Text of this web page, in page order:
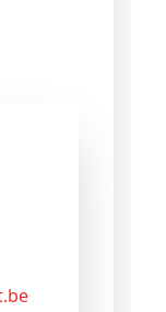
.be